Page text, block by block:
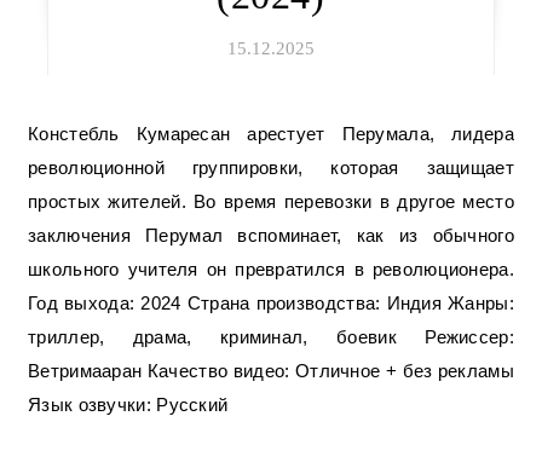
15.12.2025
Констебль Кумаресан арестует Перумала, лидера
революционной группировки, которая защищает
простых жителей. Во время перевозки в другое место
заключения Перумал вспоминает, как из обычного
школьного учителя он превратился в революционера.
Год выхода: 2024 Страна производства: Индия Жанры:
триллер, драма, криминал, боевик Режиссер:
Ветримааран Качество видео: Отличное + без рекламы
Язык озвучки: Русский